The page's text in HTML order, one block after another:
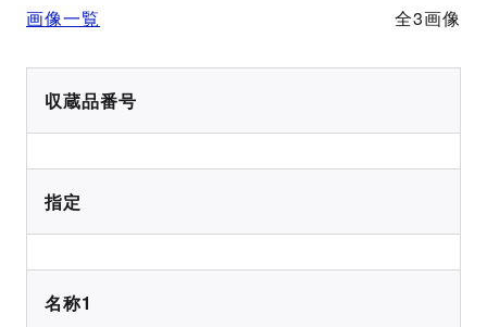
画像一覧 全3画像
収蔵品番号
指定
名称1